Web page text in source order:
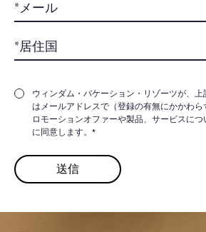
ウィンダム・バケーション・リゾーツが、
はメールアドレスで（登録の有無にかかわ
ロモーションオファーや製品、サービスにつ
に同意します。*